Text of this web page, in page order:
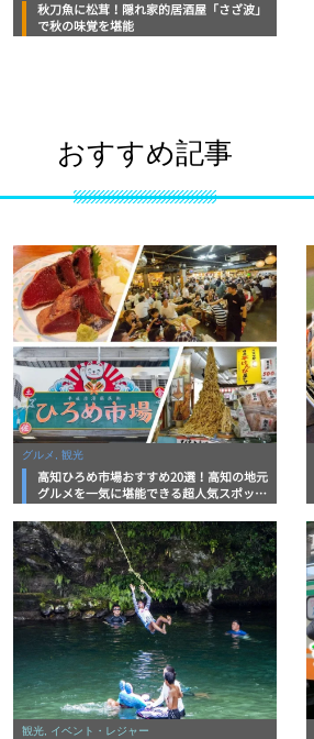
秋刀魚に松茸！隠れ家的居酒屋「さざ波」
で秋の味覚を堪能
おすすめ記事
グルメ, 観光
高知ひろめ市場おすすめ20選！高知の地元
グルメを一気に堪能できる超人気スポット
観光, イベント・レジャー